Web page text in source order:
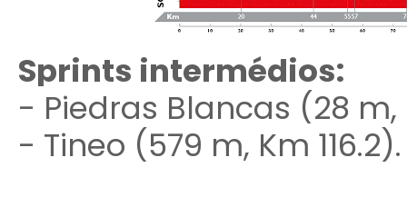
Sprints intermédios:
- Piedras Blancas (28
- Tineo (579 m, Km 116.2).